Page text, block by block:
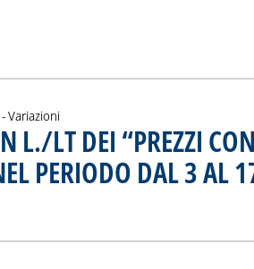
IN L./LT DEI “PREZZI
alla notizia
Variazioni
L./LT DEI “PREZZI
PERIODO DAL 3 AL